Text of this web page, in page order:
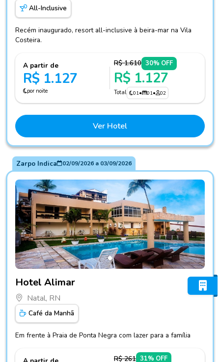
All-Inclusive
Recém inaugurado, resort all-inclusive à beira-mar na Vila
Costeira.
A partir de
R$ 1.127
por noite
R$ 1.610 30% OFF
R$ 1.127
Total 01• 01• 02
Ver Hotel
Zarpo Indica 02/09/2026a 03/09/2026
Hotel Alimar
Natal, RN
Café da Manhã
Em frente à Praia de Ponta Negra com lazer para a família
R$ 261 31% OFF